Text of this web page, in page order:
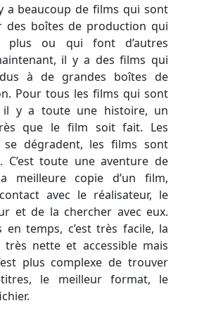
a beaucoup de films qui sont
des boîtes de production qui
plus ou qui font d’autres
il y a des films qui
à de grandes boîtes de
Pour tous les films qui sont
il y a toute une histoire, un
que le film soit fait. Les
se dégradent, les films sont
C’est toute une aventure de
meilleure copie d’un film,
avec le réalisateur, le
et de la chercher avec eux.
en temps, c’est très facile, la
très nette et accessible mais
plus complexe de trouver
titres, le meilleur format, le